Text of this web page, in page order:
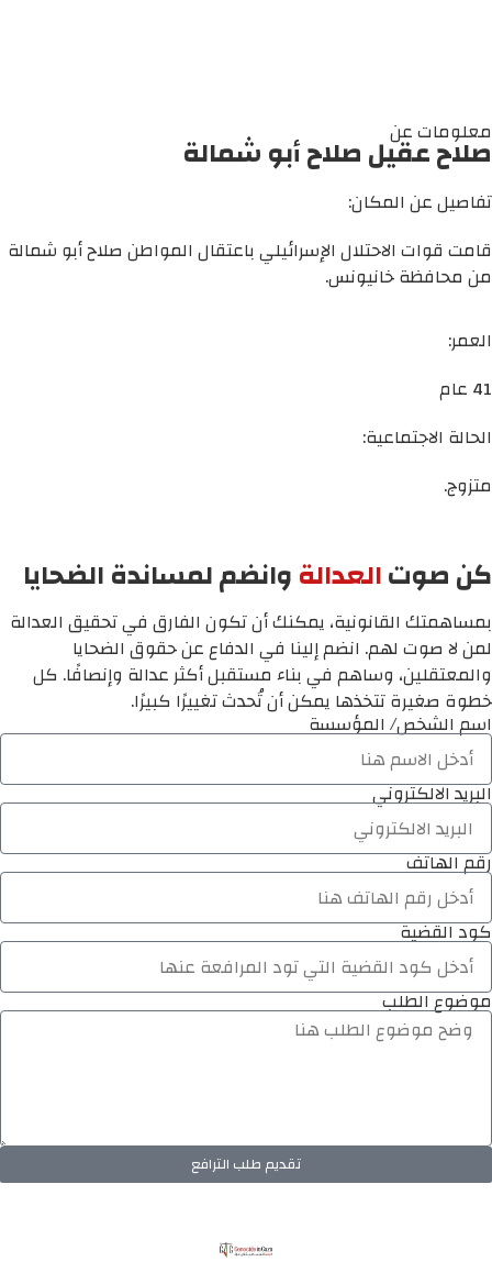
معلومات عن
صلاح عقيل صلاح أبو شمالة
تفاصيل عن المكان:
قامت قوات الاحتلال الإسرائيلي باعتقال المواطن صلاح أبو شمالة
من محافظة خانيونس.
العمر:
41 عام
الحالة الاجتماعية:
متزوج.
كن صوتالعدالةوانضم لمساندة الضحايا
بمساهمتك القانونية، يمكنك أن تكون الفارق في تحقيق العدالة
لمن لا صوت لهم. انضم إلينا في الدفاع عن حقوق الضحايا
والمعتقلين، وساهم في بناء مستقبل أكثر عدالة وإنصافًا. كل
خطوة صغيرة تتخذها يمكن أن تُحدث تغييرًا كبيرًا.
اسم الشخص/ المؤسسة
البريد الالكتروني
رقم الهاتف
كود القضية
موضوع الطلب
تقديم طلب الترافع